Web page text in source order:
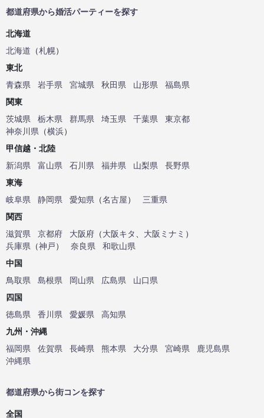
都道府県から婚活パーティーを探す
北海道
北海道 （札幌）
東北
青森県
岩手県 宮城県 秋田県 山形県
福島県
関東
茨城県
栃木県 群馬県 埼玉県 千葉県
東京都
神奈川県 （横浜）
甲信越・北陸
新潟県
富山県 石川県 福井県 山梨県
長野県
東海
岐阜県
静岡県 愛知県 （名古屋）
三重県
関西
滋賀県
京都府 大阪府 （大阪キタ 大阪ミナミ ）
兵庫県 （神戸） 奈良県
和歌山県
中国
鳥取県
島根県 岡山県 広島県
山口県
四国
徳島県
香川県 愛媛県
高知県
九州・沖縄
福岡県
佐賀県 長崎県 熊本県 大分県 宮崎県
鹿児島県
沖縄県
都道府県から街コンを探す
全国